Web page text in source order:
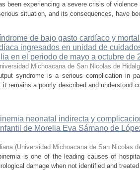
been experiencing a severe crisis of
situation, and its consequences, have
de bajo gasto cardíaco y
ingresados en unidad de
en el periodo de mayo a octubre de
Michoacana de San Nicolas de
syndrome is a serious complication in
remains a poorly described and understood
neonatal indirecta y
de Morelia Eva Sámano de
(Universidad Michoacana de San Nicolas
is one of the leading causes of
damage when not identified and